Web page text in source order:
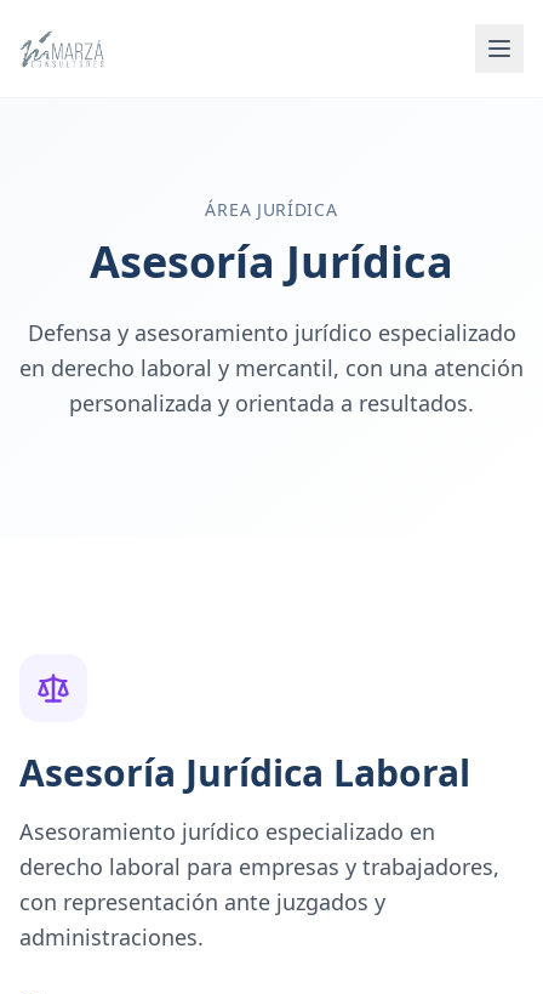
ÁREA JURÍDICA
Asesoría Jurídica
Defensa y asesoramiento jurídico especializado
en derecho laboral y mercantil, con una atención
personalizada y orientada a resultados.
Asesoría Jurídica Laboral
Asesoramiento jurídico especializado en
derecho laboral para empresas y trabajadores,
con representación ante juzgados y
administraciones.